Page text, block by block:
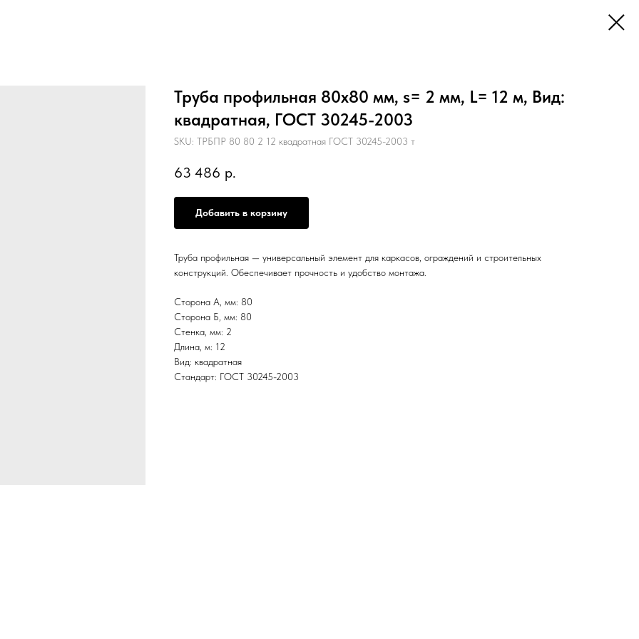
Труба профильная 80х80 мм, s= 2 мм, L= 12 м, Вид:
квадратная, ГОСТ 30245-2003
SKU: ТРБПР 80 80 2 12 квадратная ГОСТ 30245-2003 т
63 486 р.
Добавить в корзину
Труба профильная — универсальный элемент для каркасов, ограждений и строительных
конструкций. Обеспечивает прочность и удобство монтажа.
Сторона А, мм: 80
Сторона Б, мм: 80
Стенка, мм: 2
Длина, м: 12
Вид: квадратная
Стандарт: ГОСТ 30245-2003